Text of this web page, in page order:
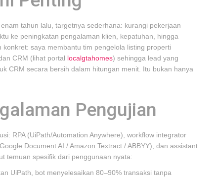
tahun lalu, targetnya sederhana: kurangi pekerjaan
ke peningkatan pengalaman klien, kepatuhan, hingga
saya membantu tim pengelola listing properti
CRM (lihat portal localgtahomes) sehingga lead yang
CRM secara bersih dalam hitungan menit. Itu bukan hanya
Pengujian
RPA (UiPath/Automation Anywhere), workflow integrator
Document AI / Amazon Textract / ABBYY), dan assistant
temuan spesifik dari penggunaan nyata:
UiPath, bot menyelesaikan 80–90% transaksi tanpa